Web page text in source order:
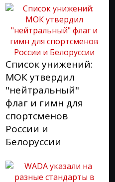
Список унижений:
МОК утвердил
"нейтральный"
флаг и гимн для
спортсменов
России и
Белоруссии